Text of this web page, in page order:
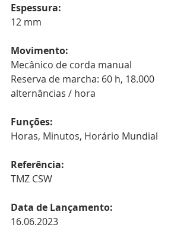
Espessura:
12 mm
Movimento:
Mecânico de corda manual
Reserva de marcha: 60 h, 18.000
alternâncias / hora
Funções:
Horas, Minutos, Horário Mundial
Referência:
TMZ CSW
Data de Lançamento:
16.06.2023